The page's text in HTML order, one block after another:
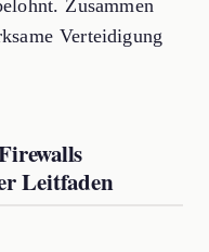
Zusammen
Verteidigung
Leitfaden